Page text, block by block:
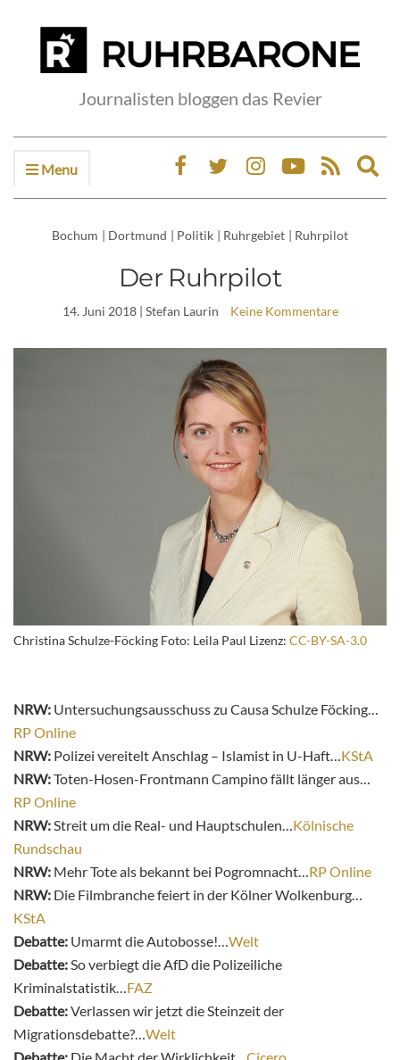
Journalisten bloggen das Revier
Menu
Bochum | Dortmund | Politik | Ruhrgebiet | Ruhrpilot
Der Ruhrpilot
14. Juni 2018| Stefan Laurin Keine Kommentare
Christina Schulze-Föcking Foto: Leila Paul Lizenz: CC-BY-SA-3.0
NRW: Untersuchungsausschuss zu Causa Schulze Föcking…
RP Online
NRW: Polizei vereitelt Anschlag – Islamist in U-Haft…KStA
NRW:Toten-Hosen-Frontmann Campino fällt länger aus…
RP Online
NRW:Streit um die Real- und Hauptschulen…Kölnische
Rundschau
NRW: Mehr Tote als bekannt bei Pogromnacht…RP Online
NRW: Die Filmbranche feiert in der Kölner Wolkenburg…
KStA
Debatte: Umarmt die Autobosse!…Welt
Debatte:So verbiegt die AfD die Polizeiliche
Kriminalstatistik…FAZ
Debatte:Verlassen wir jetzt die Steinzeit der
Migrationsdebatte?…Welt